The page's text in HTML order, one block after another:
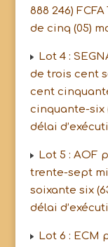
888 246)
de cinq (05)
Lot 4 :
de trois cent
cent
cinquante-six
délai
Lot 5 : AOF
trente-sept
soixante six
délai
Lot 6 : ECM